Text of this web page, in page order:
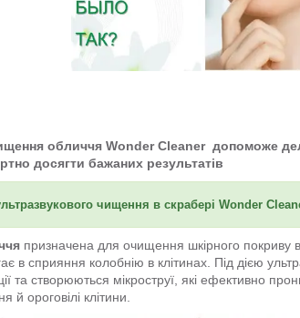
обличчя Wonder Cleaner допоможе
досягти бажаних результатів
чищення в скрабері Wonder
призначена для очищення шкірного покриву
в сприяння колобнію в клітинах. Під дією
та створюються мікроструї, які ефективно
й ороговілі клітини.